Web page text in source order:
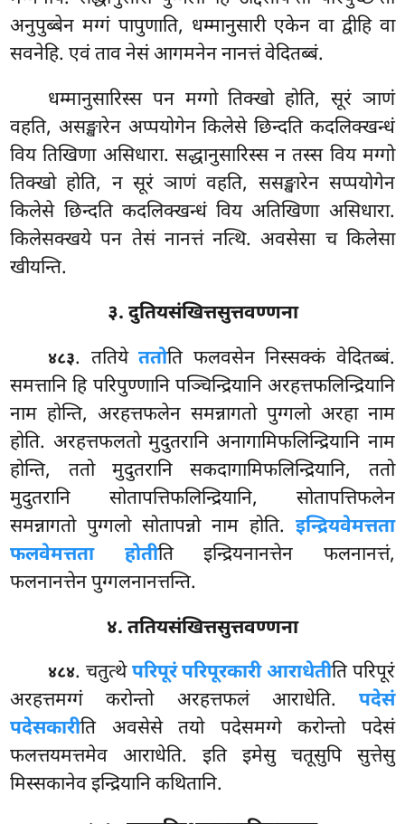
अनुपुब्बेन मग्गं पापुणाति, धम्मानुसारी एकेन वा द्वीहि वा
सवनेहि. एवं ताव नेसं आगमनेन नानत्तं वेदितब्बं.
धम्मानुसारिस्स पन मग्गो तिक्खो होति, सूरं ञाणं
वहति, असङ्खारेन अप्पयोगेन किलेसे छिन्दति कदलिक्खन्धं
विय तिखिणा असिधारा. सद्धानुसारिस्स न तस्स विय मग्गो
तिक्खो होति, न सूरं ञाणं वहति, ससङ्खारेन सप्पयोगेन
किलेसे छिन्दति कदलिक्खन्धं विय अतिखिणा असिधारा.
किलेसक्खये पन तेसं नानत्तं नत्थि. अवसेसा च किलेसा
खीयन्ति.
३. दुतियसंखित्तसुत्तवण्णना
४८३. ततियेततोति फलवसेन निस्सक्कं वेदितब्बं.
समत्तानि हि परिपुण्णानि पञ्चिन्द्रियानि अरहत्तफलिन्द्रियानि
नाम होन्ति, अरहत्तफलेन समन्नागतो पुग्गलो अरहा नाम
होति. अरहत्तफलतो मुदुतरानि अनागामिफलिन्द्रियानि नाम
होन्ति, ततो मुदुतरानि सकदागामिफलिन्द्रियानि, ततो
मुदुतरानि सोतापत्तिफलिन्द्रियानि, सोतापत्तिफलेन
समन्नागतोपुग्गलो सोतापन्नो नाम होति. इन्द्रियवेमत्तता
फलवेमत्तता होतीति इन्द्रियनानत्तेन फलनानत्तं,
फलनानत्तेन पुग्गलनानत्तन्ति.
४. ततियसंखित्तसुत्तवण्णना
४८४. चतुत्थेपरिपूरं परिपूरकारी आराधेतीति परिपूरं
अरहत्तमग्गं करोन्तो अरहत्तफलं आराधेति. पदेसं
पदेसकारीति अवसेसे तयो पदेसमग्गे करोन्तो पदेसं
फलत्तयमत्तमेव आराधेति. इति इमेसु चतूसुपि सुत्तेसु
मिस्सकानेव इन्द्रियानि कथितानि.